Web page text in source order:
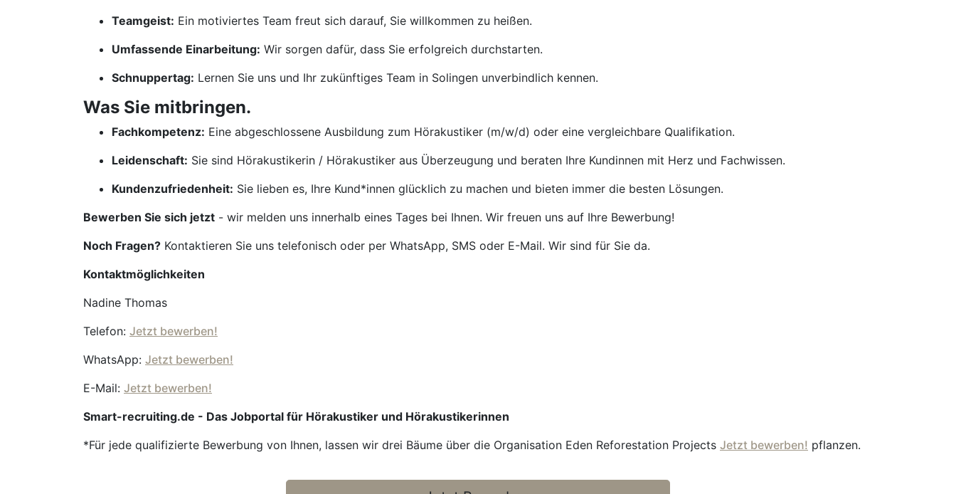
Teamgeist: Ein motiviertes Team freut sich darauf, Sie willkommen zu heißen.
Umfassende Einarbeitung: Wir sorgen dafür, dass Sie erfolgreich durchstarten.
Schnuppertag: Lernen Sie uns und Ihr zukünftiges Team in Solingen unverbindlich kennen.
Was Sie mitbringen.
Fachkompetenz: Eine abgeschlossene Ausbildung zum Hörakustiker (m/w/d) oder eine vergleichbare Qualifikation.
Leidenschaft: Sie sind Hörakustikerin / Hörakustiker aus Überzeugung und beraten Ihre Kundinnen mit Herz und Fachwissen.
Kundenzufriedenheit: Sie lieben es, Ihre Kund*innen glücklich zu machen und bieten immer die besten Lösungen.
Bewerben Sie sich jetzt - wir melden uns innerhalb eines Tages bei Ihnen. Wir freuen uns auf Ihre Bewerbung!
Noch Fragen? Kontaktieren Sie uns telefonisch oder per WhatsApp, SMS oder E-Mail. Wir sind für Sie da.
Kontaktmöglichkeiten
Nadine Thomas
Telefon: Jetzt bewerben!
WhatsApp: Jetzt bewerben!
E-Mail: Jetzt bewerben!
Smart-recruiting.de - Das Jobportal für Hörakustiker und Hörakustikerinnen
*Für jede qualifizierte Bewerbung von Ihnen, lassen wir drei Bäume über die Organisation Eden Reforestation Projects Jetzt bewerben! pflanzen.